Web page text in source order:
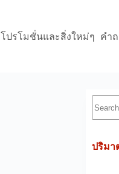
โปรโมชั่นและสิ่งใหม่ๆ คำ
ปริมา